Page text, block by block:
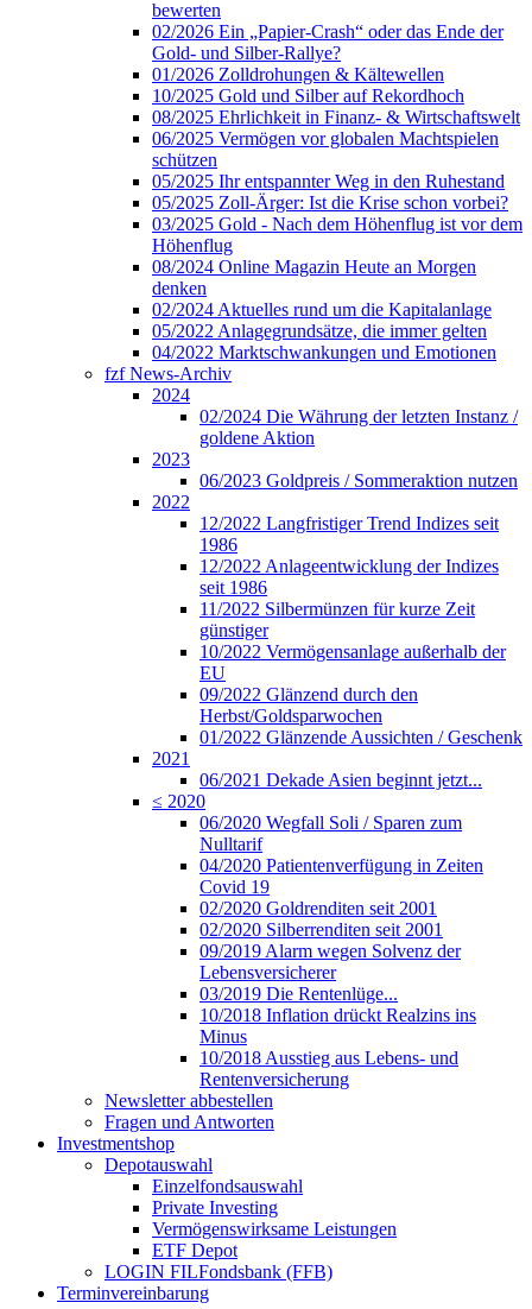
bewerten
02/2026 Ein „Papier-Crash“ oder das Ende der
Gold- und Silber-Rallye?
01/2026 Zolldrohungen & Kältewellen
10/2025 Gold und Silber auf Rekordhoch
08/2025 Ehrlichkeit in Finanz- & Wirtschaftswelt
06/2025 Vermögen vor globalen Machtspielen
schützen
05/2025 Ihr entspannter Weg in den Ruhestand
05/2025 Zoll-Ärger: Ist die Krise schon vorbei?
03/2025 Gold - Nach dem Höhenflug ist vor dem
Höhenflug
08/2024 Online Magazin Heute an Morgen
denken
02/2024 Aktuelles rund um die Kapitalanlage
05/2022 Anlagegrundsätze, die immer gelten
04/2022 Marktschwankungen und Emotionen
fzf News-Archiv
2024
02/2024 Die Währung der letzten Instanz /
goldene Aktion
2023
06/2023 Goldpreis / Sommeraktion nutzen
2022
12/2022 Langfristiger Trend Indizes seit
1986
12/2022 Anlageentwicklung der Indizes
seit 1986
11/2022 Silbermünzen für kurze Zeit
günstiger
10/2022 Vermögensanlage außerhalb der
EU
09/2022 Glänzend durch den
Herbst/Goldsparwochen
01/2022 Glänzende Aussichten / Geschenk
2021
06/2021 Dekade Asien beginnt jetzt...
≤ 2020
06/2020 Wegfall Soli / Sparen zum
Nulltarif
04/2020 Patientenverfügung in Zeiten
Covid 19
02/2020 Goldrenditen seit 2001
02/2020 Silberrenditen seit 2001
09/2019 Alarm wegen Solvenz der
Lebensversicherer
03/2019 Die Rentenlüge...
10/2018 Inflation drückt Realzins ins
Minus
10/2018 Ausstieg aus Lebens- und
Rentenversicherung
Newsletter abbestellen
Fragen und Antworten
Investmentshop
Depotauswahl
Einzelfondsauswahl
Private Investing
Vermögenswirksame Leistungen
ETF Depot
LOGIN FILFondsbank (FFB)
Terminvereinbarung